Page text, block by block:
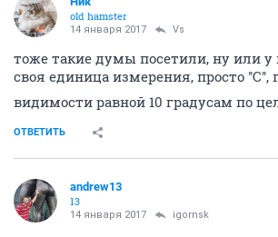
old hamster
14 января 2017 Vs
тоже такие думы посетили, ну или у
своя единица измерения, просто ''С'',
видимости равной 10 градусам по
ОТВЕТИТЬ
andrew13
13
14 января 2017 igornsk